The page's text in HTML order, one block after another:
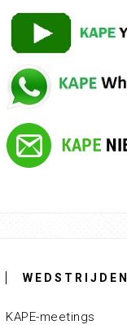
WEDSTRIJDEN
KAPE-meetings